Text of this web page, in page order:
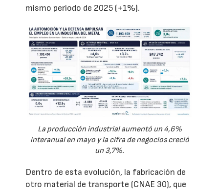
mismo periodo de 2025 (+1%).
La producción industrial aumentó un 4,6%
interanual en mayo y la cifra de negocios creció
un 3,7%.
Dentro de esta evolución, la fabricación de
otro material de transporte (CNAE 30), que